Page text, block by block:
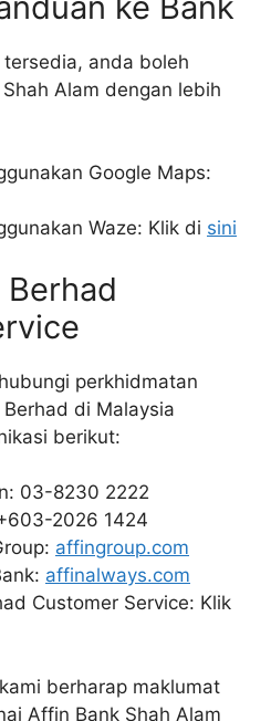
anda boleh
Alam dengan lebih
Google Maps:
Waze: Klik di sini
Berhad
perkhidmatan
di Malaysia
berikut:
03-8230 2222
2026 1424
affingroup.com
affinalways.com
Customer Service: Klik
berharap maklumat
Affin Bank Shah Alam